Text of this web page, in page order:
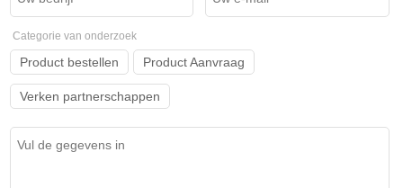
Categorie van onderzoek
Product bestellen Product Aanvraag
Verken partnerschappen